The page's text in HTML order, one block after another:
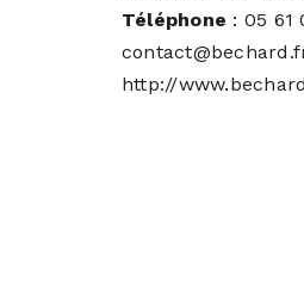
Téléphone : 05 61
http://